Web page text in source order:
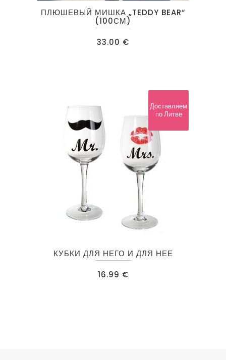
ПЛЮШЕВЫЙ МИШКА „TEDDY BEAR“
(100СМ)
33.00 €
КУБКИ ДЛЯ НЕГО И ДЛЯ НЕЕ
16.99 €
Доставляем
по Литве